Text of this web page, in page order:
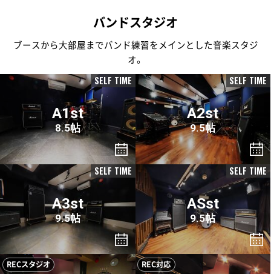
バンドスタジオ
ブースから大部屋までバンド練習をメインとした音楽スタジ
オ。
SELF TIME
A1st
8.5帖
SELF TIME
A2st
9.5帖
SELF TIME
A3st
9.5帖
SELF TIME
ASst
9.5帖
RECスタジオ REC対応